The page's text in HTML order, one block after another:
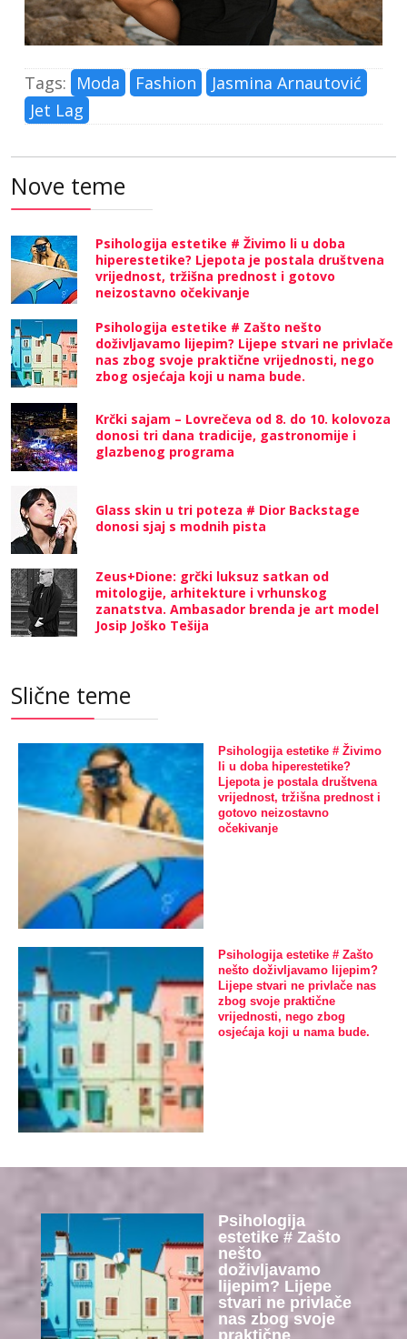
Tags: Moda Fashion
Jasmina Arnautović
Jet Lag
Nove teme
Psihologija estetike # Živimo li u doba
hiperestetike? Ljepota je postala društvena
vrijednost, tržišna prednost i gotovo
neizostavno očekivanje
Psihologija estetike # Zašto nešto
doživljavamo lijepim? Lijepe stvari ne privlače
nas zbog svoje praktične vrijednosti, nego
zbog osjećaja koji u nama bude.
Krčki sajam – Lovrečeva od 8. do 10. kolovoza
donosi tri dana tradicije, gastronomije i
glazbenog programa
Glass skin u tri poteza # Dior Backstage
donosi sjaj s modnih pista
Zeus+Dione: grčki luksuz satkan od
mitologije, arhitekture i vrhunskog
zanatstva. Ambasador brenda je art model
Josip Joško Tešija
Slične teme
Psihologija estetike # Živimo
li u doba hiperestetike?
Ljepota je postala društvena
vrijednost, tržišna prednost i
gotovo neizostavno
očekivanje
Psihologija estetike # Zašto
nešto doživljavamo lijepim?
Lijepe stvari ne privlače nas
zbog svoje praktične
vrijednosti, nego zbog
osjećaja koji u nama bude.
Psihologija
estetike # Zašto
nešto
doživljavamo
lijepim? Lijepe
stvari ne privlače
nas zbog svoje
praktične